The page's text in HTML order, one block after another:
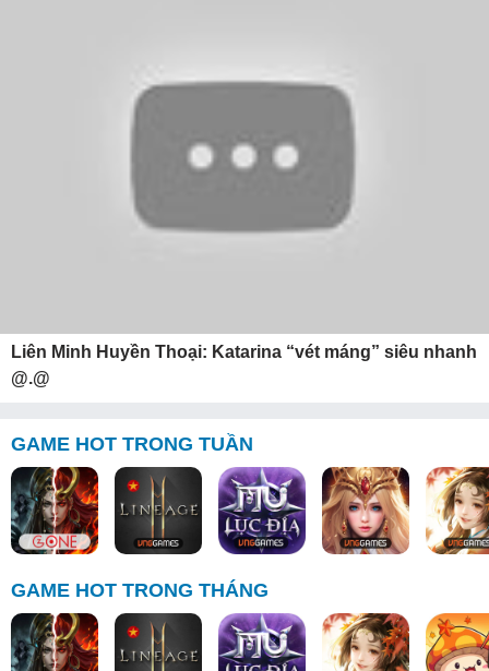
Liên Minh Huyền Thoại: Katarina “vét máng” siêu nhanh
@.@
GAME HOT TRONG TUẦN
GAME HOT TRONG THÁNG